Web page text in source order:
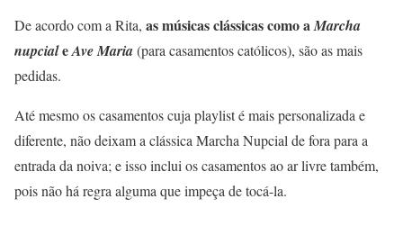
De acordo com a Rita, as músicas clássicas como aMarcha
nupcialeAve Maria(para casamentos católicos), são as mais
pedidas.
Até mesmo os casamentos cuja playlist é mais personalizada e
diferente, não deixam a clássica Marcha Nupcial de fora para a
entrada da noiva; e isso inclui os casamentos ao ar livre também,
pois não há regra alguma que impeça de tocá-la.